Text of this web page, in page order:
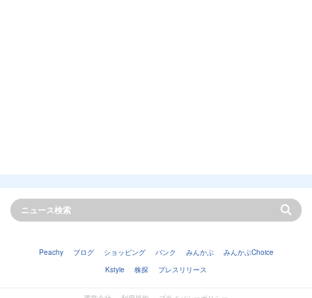
Peachy ブログ ショッピング バンク みんかぶ
みんかぶChoice
Kstyle
株探 プレスリリース